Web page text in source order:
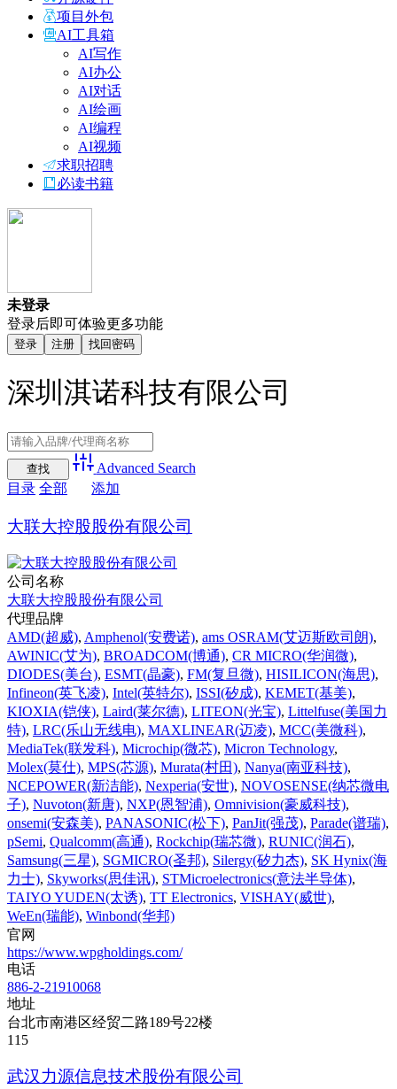
项目外包
AI工具箱
AI写作
AI办公
AI对话
AI绘画
AI编程
AI视频
求职招聘
必读书籍
未登录
登录后即可体验更多功能
登录 注册 找回密码
深圳淇诺科技有限公司
Advanced Search
目录 全部 添加
大联大控股股份有限公司
公司名称
大联大控股股份有限公司
代理品牌
AMD(超威), Amphenol(安费诺), ams OSRAM(艾迈斯欧司朗),
AWINIC(艾为), BROADCOM(博通), CR MICRO(华润微),
DIODES(美台), ESMT(晶豪), FM(复旦微), HISILICON(海思),
Infineon(英飞凌), Intel(英特尔), ISSI(矽成), KEMET(基美),
KIOXIA(铠侠), Laird(莱尔德), LITEON(光宝), Littelfuse(美国力
特), LRC(乐山无线电), MAXLINEAR(迈凌), MCC(美微科),
MediaTek(联发科), Microchip(微芯), Micron Technology,
Molex(莫仕), MPS(芯源), Murata(村田), Nanya(南亚科技),
NCEPOWER(新洁能), Nexperia(安世), NOVOSENSE(纳芯微电
子), Nuvoton(新唐), NXP(恩智浦), Omnivision(豪威科技),
onsemi(安森美), PANASONIC(松下), PanJit(强茂), Parade(谱瑞),
pSemi, Qualcomm(高通), Rockchip(瑞芯微), RUNIC(润石),
Samsung(三星), SGMICRO(圣邦), Silergy(矽力杰), SK Hynix(海
力士), Skyworks(思佳讯), STMicroelectronics(意法半导体),
TAIYO YUDEN(太诱), TT Electronics, VISHAY(威世),
WeEn(瑞能), Winbond(华邦)
官网
https://www.wpgholdings.com/
电话
886-2-21910068
地址
台北市南港区经贸二路189号22楼
115‌
武汉力源信息技术股份有限公司